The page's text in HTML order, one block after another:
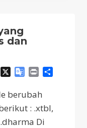
dan
Copy
Google
Print
berubah
: .xtbl,
Di